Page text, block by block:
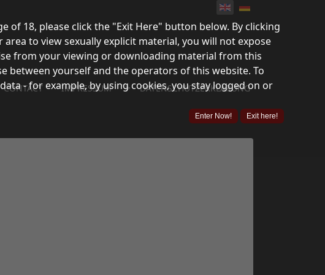
CONTACT IMPRESSUM "> DATENSCHUTZERKLÄRUNG
of 18, please click the "Exit Here" button below. By clicking
to view sexually explicit material, you will not expose
from your viewing or downloading material from this
between yourself and the operators of this website. To
- for example, by using cookies, you stay logged on or
Enter Now! Exit here!